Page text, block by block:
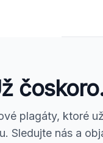
plagáty, ktoré
Sledujte nás a